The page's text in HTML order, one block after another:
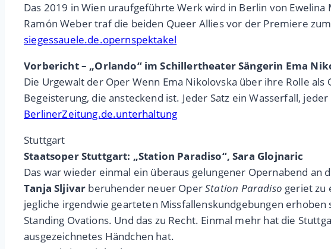
Das 2019 in Wien uraufgeführte Werk wird in Berlin von Ewelina
Ramón Weber traf die beiden Queer Allies vor der Premiere
siegessauele.de.opernspektakel
Vorbericht – „Orlando“ im Schillertheater Sängerin Ema
Die Urgewalt der Oper Wenn Ema Nikolovska über ihre Rolle
Begeisterung, die ansteckend ist. Jeder Satz ein Wasserfall,
BerlinerZeitung.de.unterhaltung
Stuttgart
Staatsoper Stuttgart: „Station Paradiso“, Sara Glojnaric
Das war wieder einmal ein überaus gelungener Opernabend
Tanja Sljivar beruhender neuer OperStation Paradiso geriet zu
jegliche irgendwie gearteten Missfallenskundgebungen
Standing Ovations. Und das zu Recht. Einmal mehr hat die
ausgezeichnetes Händchen hat.